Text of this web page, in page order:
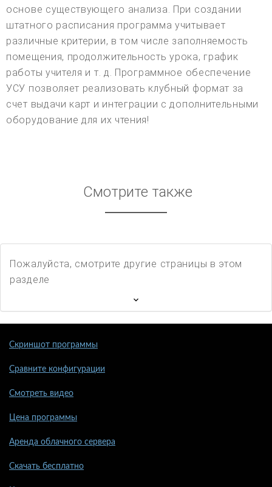
основе существующего анализа. При создании
штатного расписания программа учитывает
различные критерии, в том числе заполняемость
помещения, продолжительность урока, график
работы учителя и т. д. Программное обеспечение
УСУ позволяет реализовать клубный формат за
счет выдачи карт и интеграции с дополнительными
оборудование для их чтения!
Смотрите также
Пожалуйста, смотрите другие страницы в этом
разделе
Скриншот программы
Сравните конфигурации
Смотреть видео
Цена программы
Аренда облачного сервера
Скачать бесплатно